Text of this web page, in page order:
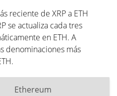
reciente de XRP a ETH
se actualiza cada tres
en ETH. A
denominaciones más
Ethereum